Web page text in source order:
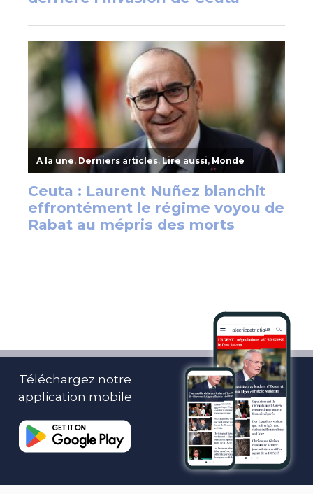
Téléchargez notre
application mobile